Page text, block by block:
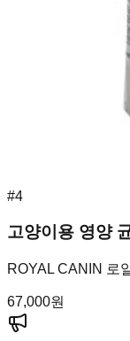
#4
고양이용 영양
ROYAL CANIN 로
67,000원